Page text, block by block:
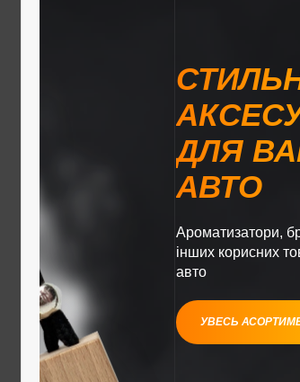
ДЛЯ
АВТО
Ароматизатори,
інших корисних
авто
УВЕСЬ